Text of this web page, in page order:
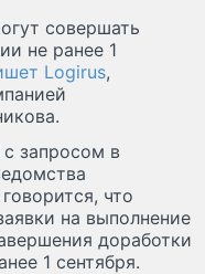
совершать
не ранее 1
Logirus,
запросом в
что
на выполнение
доработки
1 сентября.